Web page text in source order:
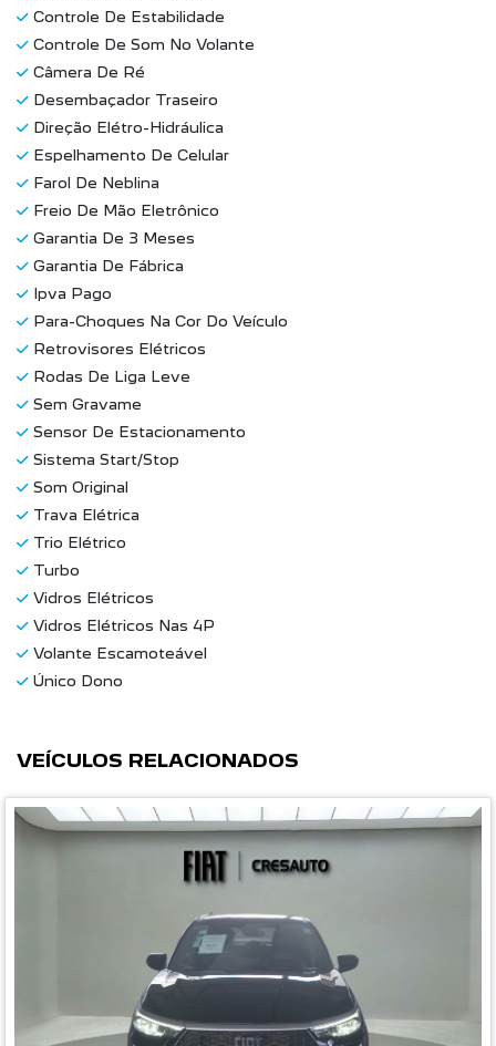
Controle De Estabilidade
Controle De Som No Volante
Câmera De Ré
Desembaçador Traseiro
Direção Elétro-Hidráulica
Espelhamento De Celular
Farol De Neblina
Freio De Mão Eletrônico
Garantia De 3 Meses
Garantia De Fábrica
Ipva Pago
Para-Choques Na Cor Do Veículo
Retrovisores Elétricos
Rodas De Liga Leve
Sem Gravame
Sensor De Estacionamento
Sistema Start/Stop
Som Original
Trava Elétrica
Trio Elétrico
Turbo
Vidros Elétricos
Vidros Elétricos Nas 4P
Volante Escamoteável
Único Dono
VEÍCULOS RELACIONADOS